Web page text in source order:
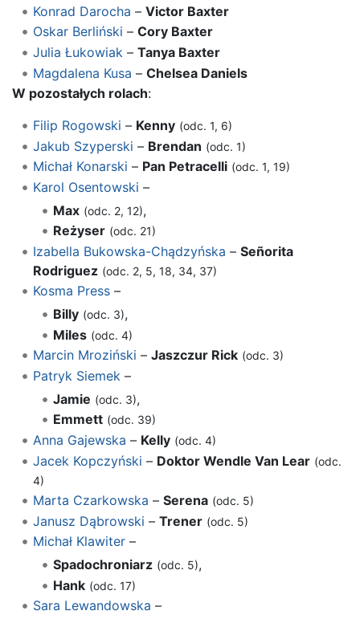
Konrad Darocha – Victor Baxter
Oskar Berliński – Cory Baxter
Julia Łukowiak – Tanya Baxter
Magdalena Kusa – Chelsea Daniels
W pozostałych rolach:
Filip Rogowski – Kenny (odc. 1, 6)
Jakub Szyperski – Brendan (odc. 1)
Michał Konarski – Pan Petracelli (odc. 1, 19)
Karol Osentowski –
Max (odc. 2, 12),
Reżyser (odc. 21)
Izabella Bukowska-Chądzyńska – Señorita
Rodriguez (odc. 2, 5, 18, 34, 37)
Kosma Press–
Billy (odc. 3),
Miles (odc. 4)
Marcin Mroziński – Jaszczur Rick (odc. 3)
Patryk Siemek–
Jamie (odc. 3),
Emmett (odc. 39)
Anna Gajewska – Kelly (odc. 4)
Jacek Kopczyński – Doktor Wendle Van Lear (odc.
4)
Marta Czarkowska – Serena (odc. 5)
Janusz Dąbrowski – Trener (odc. 5)
Michał Klawiter–
Spadochroniarz (odc. 5),
Hank (odc. 17)
Sara Lewandowska –